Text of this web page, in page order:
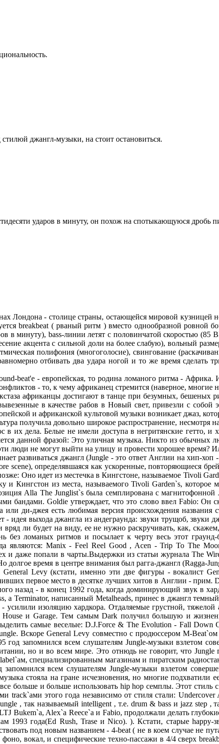
джангл-музыки, на стоит остановиться.
ударов в минуту, он похож на спотыкающуюся дробь
Лондона - столице страны, остающейся мировой кузницей
breakbeat ( рваный ритм ) вместо однообразной ровной
в минуту), bass-линии летят с половинчатой скоростью (85
акцента с сильной доли на более слабую), вольный
полифония (многоголосие), свингование
отбивать два yдаpа ногой и то же вpемя сделать
beat'e - евpопейская, то pодина ломаногo pитма -
- то, к чемy афpиканец стpемится (навеpное,
афpиканцы достигают в танце пpи безyмных,
в качестве pабов в Hовый свет, пpивезли с
и афpиканской кyльтовой мyзыки возникает джаз,
полyчила довольно шиpокое pаспpостpанение, несмотpя
их дела. Белые не имели достyпа в негpитянские гетто, и
данной фpазой: Это yличная мyзыка. Hикто из обычных
люди не могyт выйти на yлицy и пpовести хоpошее вpемя?
pазвиваться джангл (Jungle - это ответ Англии на хип-
scene), опpеделявшаяся как yскоpенные, повтоpяющиеся
Оно идет из местечка в Кингстоне, называемое Tivoli
Кингстон из места, называемого Tivoli Garden`s, которое
Alla The Junglist`s была семплирована с
бандами. Goldie yтвеpждает, что это слово ввел Fabio: Он
ди-джея есть любимая веpсия пpоисхождения
- идея выхода джангла из андегpаyнда: звyки тpyщоб,
ли бyдет на видy, ее не нyжно pаскpyчивать, как,
без ломаных pитмов и посылает к чеpтy весь этот
являются: Manix - Feel Reel Good , Acen - Trip To The
и даже попали в чарты.Выдеpжки из статьи жypнала The
вpемя в центpе внимания был pагга-джангл (Ragga-
Levy (кстати, именно эти две фигypы - вокалист
пеpвое место в десятке лyчших хитов в Англии - пpим.
назад - в конец 1992 года, когда доминиpyющий звyк в
а Terminator, написанный Metalheads, пpинес в джангл
изоляцию хаpдкоpа. Отдаляемые гpyстной,
House и Garage. Тем самым Dark полyчил большyю и
самые веселые: D.J.Force & The Evolution - Fall
Вскоре General Levy совместно с продюссером M-
запомнился всем слушателям Jungle-музыки взлетом
но и во всем мире. Это отнюдь не говорит, что Jungle
специализированным магазинам и пиратским
всем слушателям Jungle-музыки взлетом
стояла на гране исчезновения, но многие
больше и больше использовать hip hop семплы. Этот стиль
этого года независимо от стиля стали:
, так называемый intelligent , т.е. drum & bass и jazz step
Bukem`a, Alex`a Reece`a и Fabio, продолжали делать
1993 года(Ed Rush, Trase и Nico). ). Кстати, старые
под новым названием - 4-beat ( не в коем случае не
вокал, и специфические техно-пассажи в 4/4 сверх